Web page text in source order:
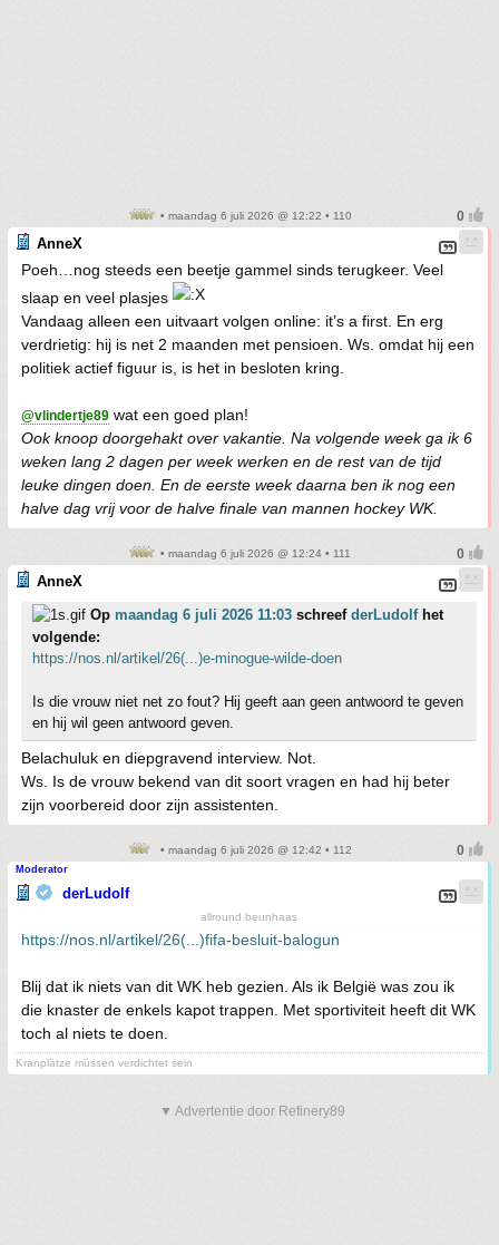
• maandag 6 juli 2026 @ 12:22 • 110
AnneX
Poeh…nog steeds een beetje gammel sinds terugkeer. Veel
slaap en veel plasjes
Vandaag alleen een uitvaart volgen online: it’s a first. En erg
verdrietig: hij is net 2 maanden met pensioen. Ws. omdat hij een
politiek actief figuur is, is het in besloten kring.
@vlindertje89 wat een goed plan!
Ook knoop doorgehakt over vakantie. Na volgende week ga ik 6
weken lang 2 dagen per week werken en de rest van de tijd
leuke dingen doen. En de eerste week daarna ben ik nog een
halve dag vrij voor de halve finale van mannen hockey WK.
• maandag 6 juli 2026 @ 12:24 • 111
AnneX
Op maandag 6 juli 2026 11:03 schreef derLudolfhet
volgende:
https://nos.nl/artikel/26(...)e-minogue-wilde-doen
Is die vrouw niet net zo fout? Hij geeft aan geen antwoord te geven
en hij wil geen antwoord geven.
Belachuluk en diepgravend interview. Not.
Ws. Is de vrouw bekend van dit soort vragen en had hij beter
zijn voorbereid door zijn assistenten.
• maandag 6 juli 2026 @ 12:42 • 112
Moderator
derLudolf
allround beunhaas
https://nos.nl/artikel/26(...)fifa-besluit-balogun
Blij dat ik niets van dit WK heb gezien. Als ik België was zou ik
die knaster de enkels kapot trappen. Met sportiviteit heeft dit WK
toch al niets te doen.
Kranplätze müssen verdichtet sein
▼ Advertentie door Refinery89